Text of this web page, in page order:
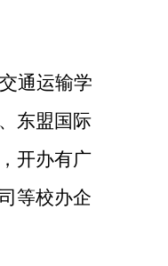
交通运输学
东盟国际
开办有广
等校办企